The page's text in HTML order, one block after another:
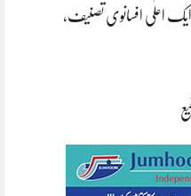
کی ایک اعلٰی افسانوی تصنیف،